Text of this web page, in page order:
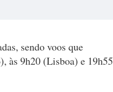
sendo voos que
às 9h20 (Lisboa) e 19h55